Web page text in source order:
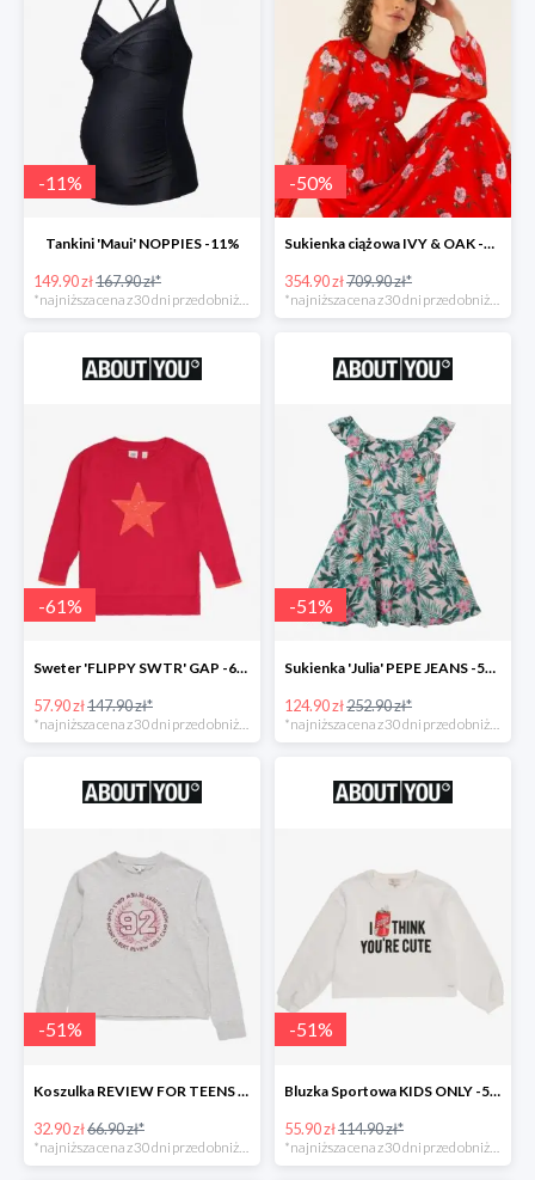
-11%
Tankini 'Maui' NOPPIES -11%
149.90 zł167.90 zł*
*najniższa cena z 30 dni przed obniżką
-50%
Sukienka ciążowa IVY & OAK -50%
354.90 zł709.90 zł*
*najniższa cena z 30 dni przed obniżką
-61%
Sweter 'FLIPPY SWTR' GAP -61%
57.90 zł147.90 zł*
-51%
Sukienka 'Julia' PEPE JEANS -51%
124.90 zł252.90 zł*
-51%
Koszulka REVIEW FOR TEENS -51%
32.90 zł66.90 zł*
*najniższa cena z 30 dni przed obniżką
-51%
Bluzka Sportowa KIDS ONLY -51%
55.90 zł114.90 zł*
*najniższa cena z 30 dni przed obniżką